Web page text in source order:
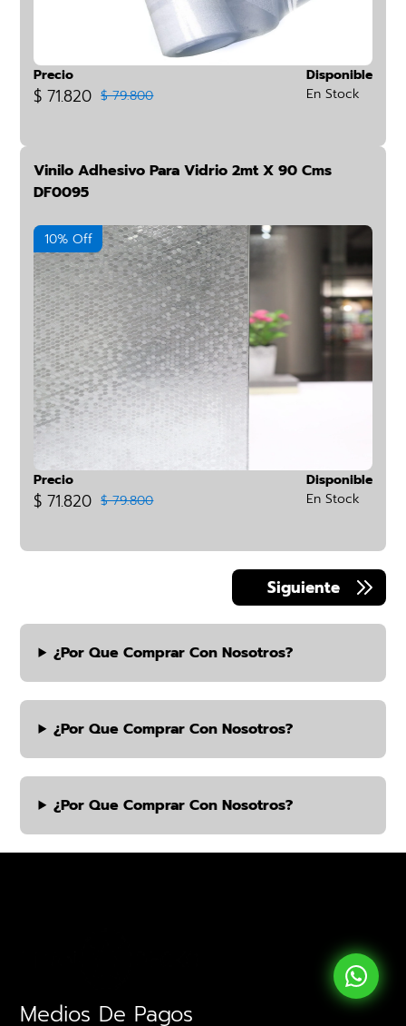
Precio
$ 71.820 $ 79.800
Disponible
En Stock
Vinilo Adhesivo Para Vidrio 2mt X 90 Cms
DF0095
10% Off
Precio
$ 71.820 $ 79.800
Disponible
En Stock
¿por Que Comprar Con Nosotros?
¿por Que Comprar Con Nosotros?
¿por Que Comprar Con Nosotros?
Medios De Pagos